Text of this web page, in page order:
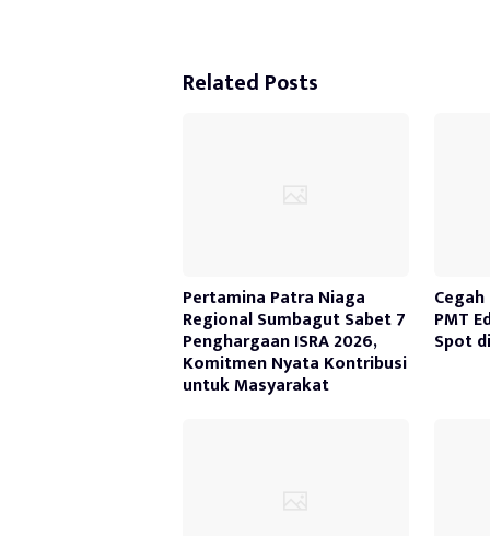
Related Posts
Pertamina Patra Niaga
Regional Sumbagut Sabet 7
Penghargaan ISRA 2026,
Komitmen Nyata Kontribusi
untuk Masyarakat
PMT
Spot